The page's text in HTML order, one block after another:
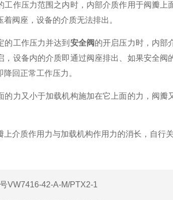
压力范围之内时，内部介质作用于阀瓣上
阀座，设备的介质无法排出。
工作压力并达到 安全阀的开启压力时，内部
，设备内的介质即通过阀座排出、如果安全
回正常工作压力。
又小于加载机构施加在它上面的力，阀瓣
上介质作用力与加载机构作用力的消长，自行
VW7416-42-A-M/PTX2-1